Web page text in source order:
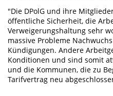
"Die DPolG und ihre
öffentliche Sicherheit, die
Verweigerungshaltung sehr
massive Probleme
Kündigungen. Andere
Konditionen und sind somit
und die Kommunen, die zu
Tarifvertrag neu